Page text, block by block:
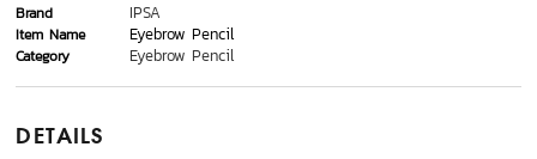
Brand IPSA
Item Name Eyebrow Pencil
Category Eyebrow Pencil
DETAILS